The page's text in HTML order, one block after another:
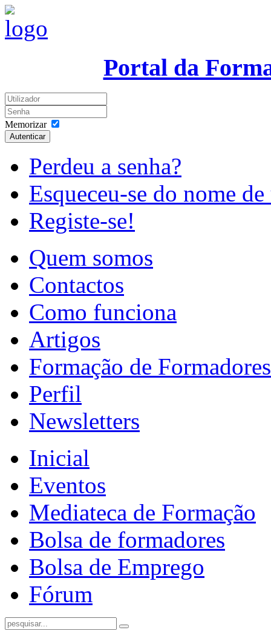
Portal da
Memorizar
Autenticar
Perdeu a senha?
Esqueceu-se do nome
Registe-se!
Quem somos
Contactos
Como funciona
Artigos
Formação de Formadores
Perfil
Newsletters
Inicial
Eventos
Mediateca de Formação
Bolsa de formadores
Bolsa de Emprego
Fórum